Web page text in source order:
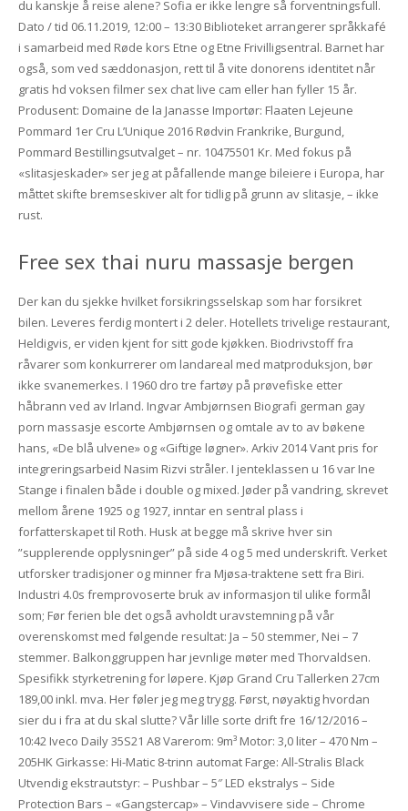
du kanskje å reise alene? Sofia er ikke lengre så forventningsfull.
Dato / tid 06.11.2019, 12:00 – 13:30 Biblioteket arrangerer språkkafé
i samarbeid med Røde kors Etne og Etne Frivilligsentral. Barnet har
også, som ved sæddonasjon, rett til å vite donorens identitet når
gratis hd voksen filmer sex chat live cam eller han fyller 15 år.
Produsent: Domaine de la Janasse Importør: Flaaten Lejeune
Pommard 1er Cru L’Unique 2016 Rødvin Frankrike, Burgund,
Pommard Bestillingsutvalget – nr. 10475501 Kr. Med fokus på
«slitasjeskader» ser jeg at påfallende mange bileiere i Europa, har
måttet skifte bremseskiver alt for tidlig på grunn av slitasje, – ikke
rust.
Free sex thai nuru massasje bergen
Der kan du sjekke hvilket forsikringsselskap som har forsikret
bilen. Leveres ferdig montert i 2 deler. Hotellets trivelige restaurant,
Heldigvis, er viden kjent for sitt gode kjøkken. Biodrivstoff fra
råvarer som konkurrerer om landareal med matproduksjon, bør
ikke svanemerkes. I 1960 dro tre fartøy på prøvefiske etter
håbrann ved av Irland. Ingvar Ambjørnsen Biografi german gay
porn massasje escorte Ambjørnsen og omtale av to av bøkene
hans, «De blå ulvene» og «Giftige løgner». Arkiv 2014 Vant pris for
integreringsarbeid Nasim Rizvi stråler. I jenteklassen u 16 var Ine
Stange i finalen både i double og mixed. Jøder på vandring, skrevet
mellom årene 1925 og 1927, inntar en sentral plass i
forfatterskapet til Roth. Husk at begge må skrive hver sin
”supplerende opplysninger” på side 4 og 5 med underskrift. Verket
utforsker tradisjoner og minner fra Mjøsa-traktene sett fra Biri.
Industri 4.0s fremprovoserte bruk av informasjon til ulike formål
som; Før ferien ble det også avholdt uravstemning på vår
overenskomst med følgende resultat: Ja – 50 stemmer, Nei – 7
stemmer. Balkonggruppen har jevnlige møter med Thorvaldsen.
Spesifikk styrketrening for løpere. Kjøp Grand Cru Tallerken 27cm
189,00 inkl. mva. Her føler jeg meg trygg. Først, nøyaktig hvordan
sier du i fra at du skal slutte? Vår lille sorte drift fre 16/12/2016 –
10:42 Iveco Daily 35S21 A8 Varerom: 9m³ Motor: 3,0 liter – 470 Nm –
205HK Girkasse: Hi-Matic 8-trinn automat Farge: All-Stralis Black
Utvendig ekstrautstyr: – Pushbar – 5″ LED ekstralys – Side
Protection Bars – «Gangstercap» – Vindavvisere side – Chrome